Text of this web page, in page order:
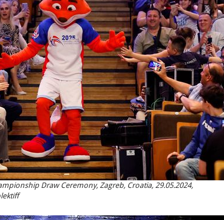
Draw Ceremony, Zagreb, Croatia, 29.05.2024,